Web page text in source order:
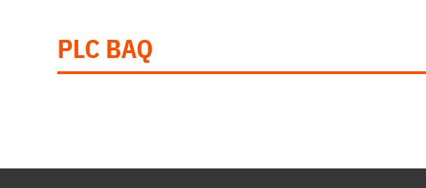
PLC BAQ